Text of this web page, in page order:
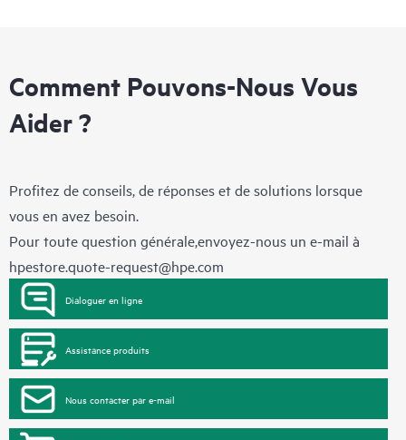
Comment Pouvons-Nous Vous
Aider ?
Profitez de conseils, de réponses et de solutions lorsque
vous en avez besoin.
Pour toute question générale,envoyez-nous un e-mail à
hpestore.quote-request@hpe.com
Dialoguer en ligne
Assistance produits
Nous contacter par e-mail